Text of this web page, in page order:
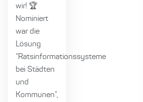
wir! 🏆
Nominiert
war die
Lösung
“Ratsinformationssysteme
bei Städten
und
Kommunen”,